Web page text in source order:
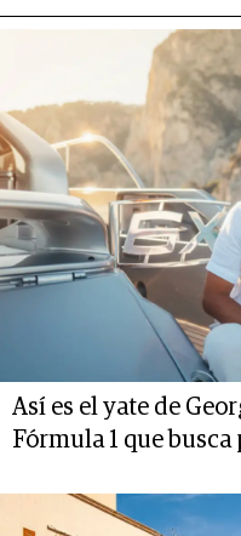
Así es el yate de
Fórmula 1 que busca